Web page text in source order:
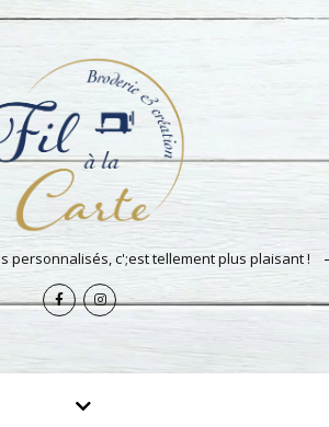
personnalisés, c';est tellement plus plaisant !